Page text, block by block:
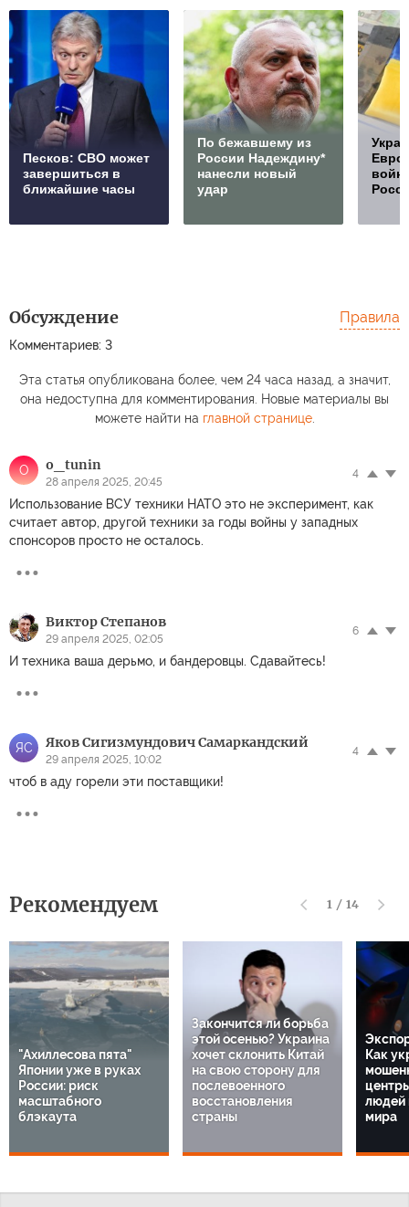
Песков: СВО может
завершиться в
ближайшие часы
По бежавшему из
России Надеждину*
нанесли новый
удар
Обсуждение
Комментариев: 3
Правила
Эта статья опубликована более, чем 24 часа назад, а значит,
она недоступна для комментирования. Новые материалы вы
можете найти на главной странице.
O o_tunin
28 апреля 2025, 20:45
4
Использование ВСУ техники НАТО это не эксперимент, как
считает автор, другой техники за годы войны у западных
спонсоров просто не осталось.
Виктор Степанов
29 апреля 2025, 02:05
6
И техника ваша дерьмо, и бандеровцы. Сдавайтесь!
ЯС Яков Сигизмундович Самаркандский
29 апреля 2025, 10:02
4
чтоб в аду горели эти поставщики!
Рекомендуем 1 / 14
"Ахиллесова пята"
Японии уже в руках
России: риск
масштабного
блэкаута
Закончится ли борьба
этой осенью? Украина
хочет склонить Китай
на свою сторону для
послевоенного
восстановления
страны
Как
людей
мира